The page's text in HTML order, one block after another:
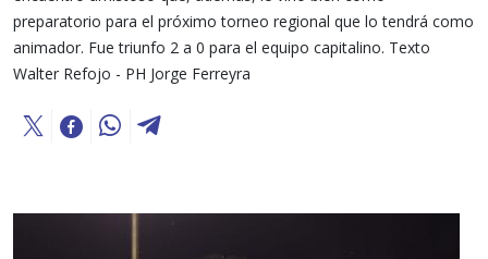
preparatorio para el próximo torneo regional que lo tendrá como
animador. Fue triunfo 2 a 0 para el equipo capitalino. Texto
Walter Refojo - PH Jorge Ferreyra